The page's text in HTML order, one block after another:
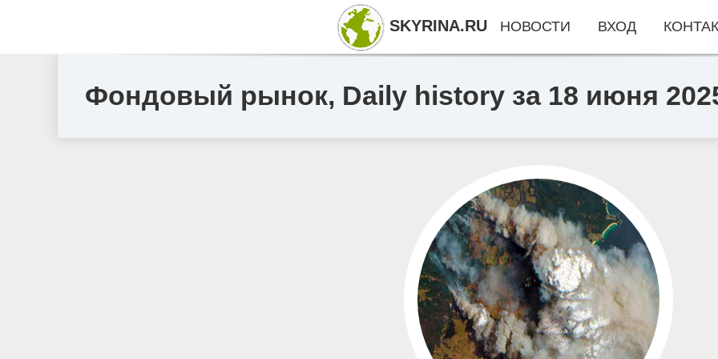
Фондовый рынок, Daily history за 18 июня
SKYRINA.RU НОВОСТИ ВХОД